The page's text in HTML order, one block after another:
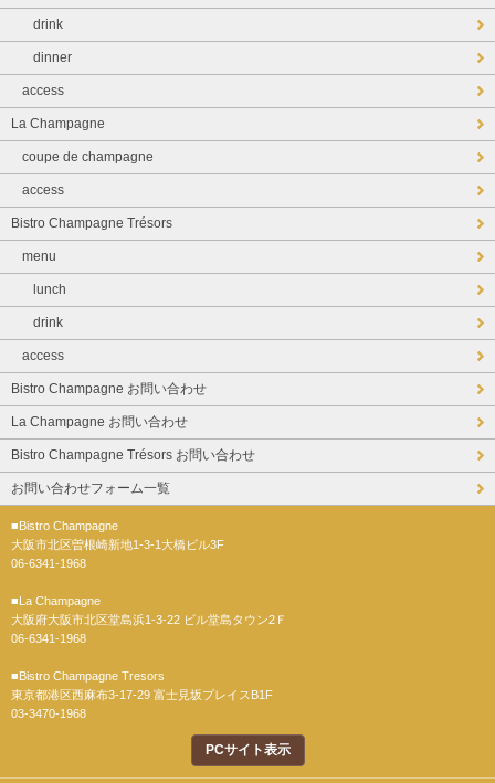
drink
dinner
access
La Champagne
coupe de champagne
access
Bistro Champagne Trésors
menu
lunch
drink
access
Bistro Champagne お問い合わせ
La Champagne お問い合わせ
Bistro Champagne Trésors お問い合わせ
お問い合わせフォーム一覧
■Bistro Champagne
大阪市北区曽根崎新地1-3-1大橋ビル3F
06-6341-1968
■La Champagne
大阪府大阪市北区堂島浜1-3-22 ビル堂島タウン2Ｆ
06-6341-1968
■Bistro Champagne Tresors
東京都港区西麻布3-17-29 富士見坂プレイスB1F
03-3470-1968
PCサイト表示